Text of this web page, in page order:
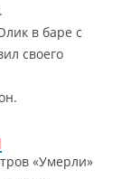
в баре с
своего
«Умерли»